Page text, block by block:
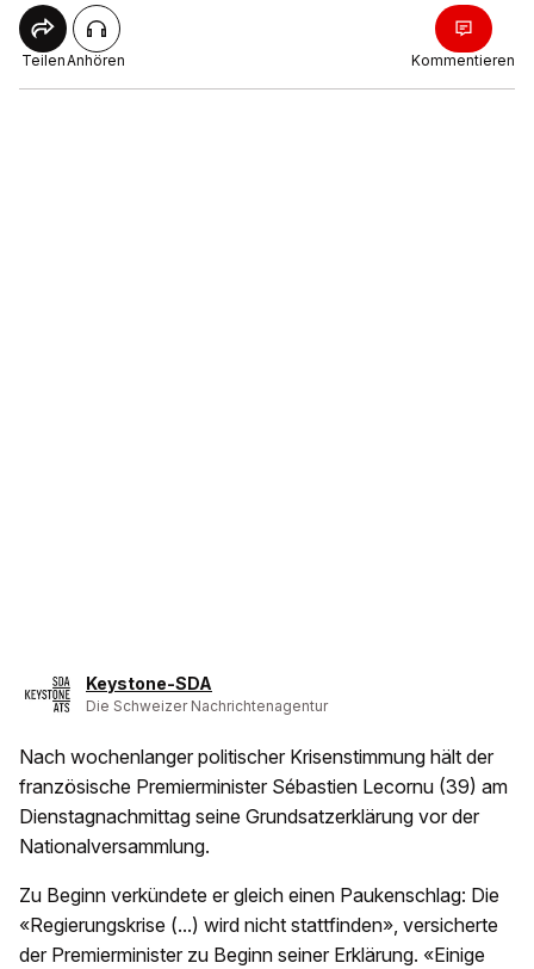
TeilenAnhören Kommentieren
Keystone-SDA
Die Schweizer Nachrichtenagentur
Nach wochenlanger politischer Krisenstimmung hält der
französische Premierminister Sébastien Lecornu (39) am
Dienstagnachmittag seine Grundsatzerklärung vor der
Nationalversammlung.
Zu Beginn verkündete er gleich einen Paukenschlag: Die
«Regierungskrise (...) wird nicht stattfinden», versicherte
der Premierminister zu Beginn seiner Erklärung. «Einige